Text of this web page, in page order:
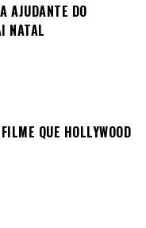
AJUDANTE DO
NATAL
QUE HOLLYWOOD